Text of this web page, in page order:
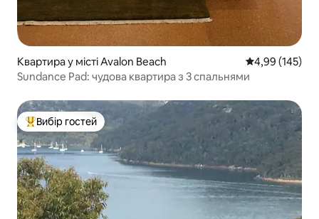
Квартира у місті Avalon Beach Середня
4,99 (145)
Sundance Pad: чудова квартира з 3 спальнями
Топ вибір гостей
Вибір гостей